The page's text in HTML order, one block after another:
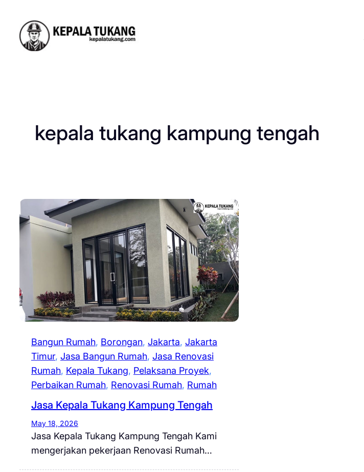
content
kepala tukang kampung tengah
Bangun Rumah, Borongan, Jakarta, Jakarta
Timur, Jasa Bangun Rumah, Jasa Renovasi
Rumah, Kepala Tukang, Pelaksana Proyek
Perbaikan Rumah, Renovasi Rumah, Rumah
Jasa Kepala Tukang Kampung Tengah
May 18, 2026
Jasa Kepala Tukang Kampung Tengah Kami
mengerjakan pekerjaan Renovasi Rumah…